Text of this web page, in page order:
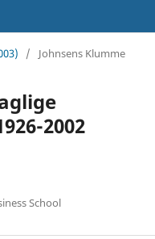
/ Johnsens Klumme
2002
School